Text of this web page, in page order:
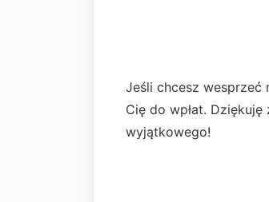
Jeśli chcesz wesprzeć
Cię do wpłat.
wyjątkowego!